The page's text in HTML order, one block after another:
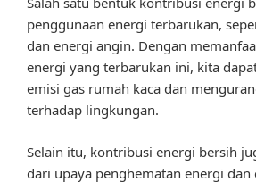
penggunaan energi terbarukan,
dan energi angin. Dengan
energi yang terbarukan ini, kita
emisi gas rumah kaca dan
terhadap lingkungan.
Selain itu, kontribusi energi bersih
dari upaya penghematan energi dan